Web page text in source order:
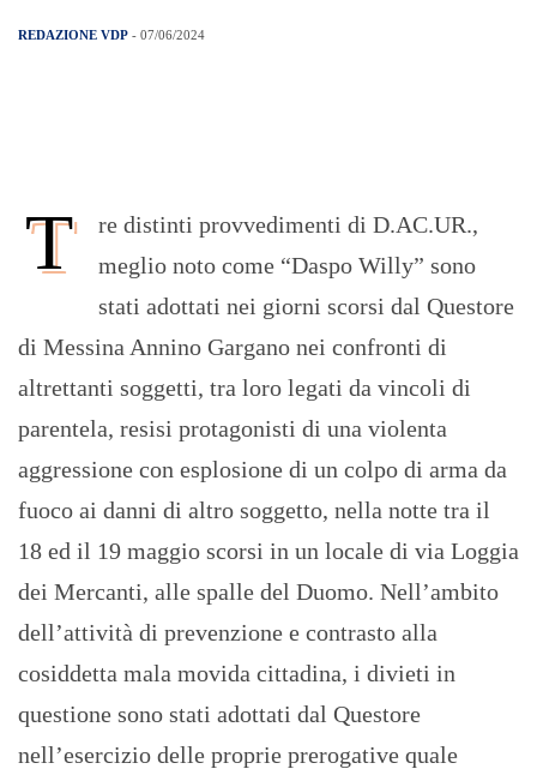
REDAZIONE VDP - 07/06/2024
T
re distinti provvedimenti di D.AC.UR.,
meglio noto come “Daspo Willy” sono
stati adottati nei giorni scorsi dal Questore
di Messina Annino Gargano nei confronti di
altrettanti soggetti, tra loro legati da vincoli di
parentela, resisi protagonisti di una violenta
aggressione con esplosione di un colpo di arma da
fuoco ai danni di altro soggetto, nella notte tra il
18 ed il 19 maggio scorsi in un locale di via Loggia
dei Mercanti, alle spalle del Duomo. Nell’ambito
dell’attività di prevenzione e contrasto alla
cosiddetta mala movida cittadina, i divieti in
questione sono stati adottati dal Questore
nell’esercizio delle proprie prerogative quale